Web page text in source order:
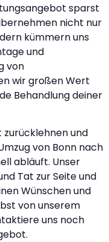
sparst
nicht nur
kümmern uns
und
von
wir großen Wert
Behandlung deiner
und
von Bonn nach
abläuft. Unser
Tat zur Seite und
Wünschen und
von unserem
uns noch